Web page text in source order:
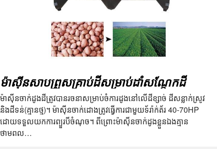
ម៉ាស៊ីនសាបព្រួសគ្រាប់ដីសម្រាប់ដាំសណ្តែកដី
ម៉ាស៊ីនចាក់ដូងដីត្រូវបានរចនាសម្រាប់ចំការ​ដូង​នៅលើដីខ្សាច់ ដីសន្លាក់ស្រូវ
និងដីទន់(គ្មានថ្ម)។ ម៉ាស៊ីនចាក់ដោងត្រូវធ្វើការជាមួយទ័រ៉ាក់ត័រ 40-70HP
ដោយទទួលយកការព្យួរបីចំណុច។ ពីព្រោះម៉ាស៊ីនចាក់ដូងខ្លួនឯងគ្មាន
ថាមពល…